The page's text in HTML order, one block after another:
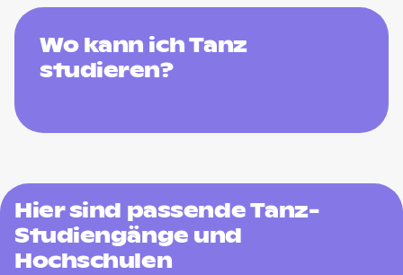
Wo kann ich Tanz
studieren?
Hier sind passende Tanz-
Studiengänge und
Hochschulen